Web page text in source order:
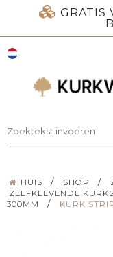
GRATIS
HUIS / SHOP /
ZELFKLEVENDE
300MM
/ KURK